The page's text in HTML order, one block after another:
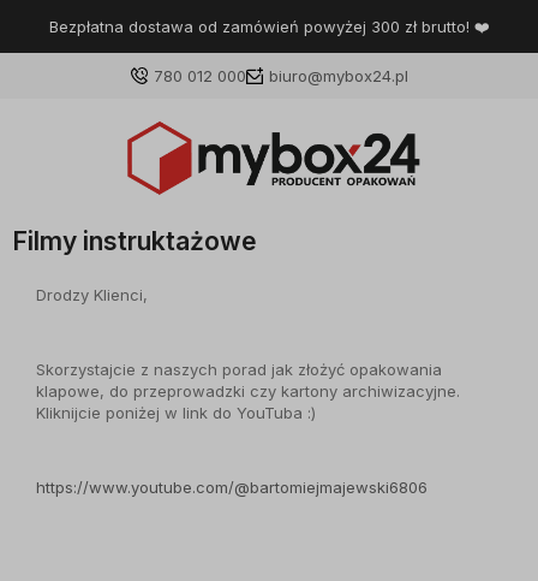
Bezpłatna dostawa od zamówień powyżej 300 zł brutto! ❤️
780 012 000 biuro@mybox24.pl
Filmy instruktażowe
Drodzy Klienci,
Skorzystajcie z naszych porad jak złożyć opakowania
klapowe, do przeprowadzki czy kartony archiwizacyjne.
Kliknijcie poniżej w link do YouTuba :)
https://www.youtube.com/@bartomiejmajewski6806